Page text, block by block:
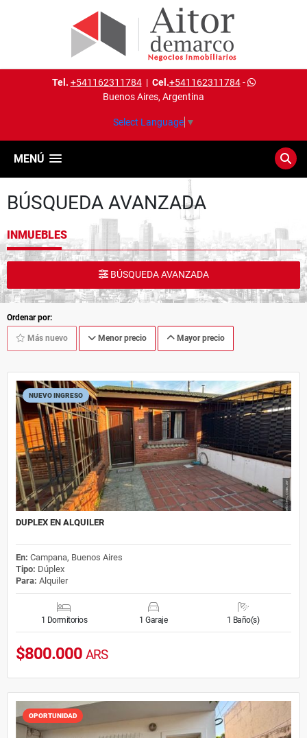
Tel. +541162311784| Cel.+541162311784-
Buenos Aires, Argentina
Select Language ▼
MENÚ
BÚSQUEDA AVANZADA
INMUEBLES
BÚSQUEDA AVANZADA
Ordenar por:
Más nuevo Menor precio Mayor precio
NUEVO INGRESO
DUPLEX EN ALQUILER
En: Campana, Buenos Aires
Tipo: Dúplex
Para: Alquiler
1 Dormitorios 1 Garaje 1 Baño(s)
$800.000 ARS
OPORTUNIDAD